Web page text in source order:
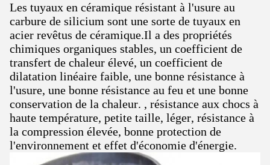
Les tuyaux en céramique résistant à l'usure au
carbure de silicium sont une sorte de tuyaux en
acier revêtus de céramique.Il a des propriétés
chimiques organiques stables, un coefficient de
transfert de chaleur élevé, un coefficient de
dilatation linéaire faible, une bonne résistance à
l'usure, une bonne résistance au feu et une bonne
conservation de la chaleur. , résistance aux chocs à
haute température, petite taille, léger, résistance à
la compression élevée, bonne protection de
l'environnement et effet d'économie d'énergie.